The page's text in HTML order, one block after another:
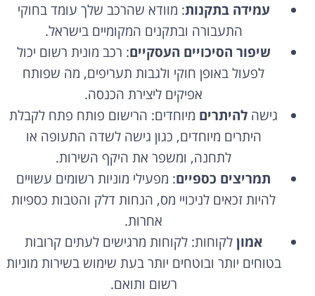
עמידה בתקנות: מוודא שהרכב שלך עומד בחוקי
התעבורה ובתקנים המקומיים בישראל.
שיפור הסיכויים העסקיים: רכב מונית רשום יכול
לפעול באופן חוקי ולגבות תעריפים, מה שפותח
אפיקים ליצירת הכנסה.
גישה להיתרים מיוחדים: הרישום פותח פתח לקבלת
היתרים מיוחדים, כגון גישה לשדה התעופה או
לתחנה, ומשפר את היקף השירות.
תמריצים כספיים: מפעילי מוניות רשומים עשויים
להיות זכאים לניכויי מס, הנחות דלק והטבות כספיות
אחרות.
אמוןלקוחות: לקוחות מרגישים לעתים קרובות
בטוחים יותר ובוטחים יותר בעת שימוש בשירות מוניות
רשום ותואם.